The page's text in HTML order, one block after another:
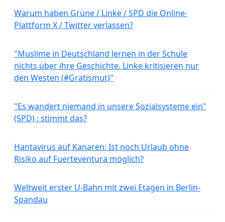
Warum haben Grüne / Linke / SPD die Online-
Plattform X / Twitter verlassen?
"Muslime in Deutschland lernen in der Schule
nichts über ihre Geschichte. Linke kritisieren nur
den Westen (#Gratismut)"
"Es wandert niemand in unsere Sozialsysteme ein"
(SPD) : stimmt das?
Hantavirus auf Kanaren: Ist noch Urlaub ohne
Risiko auf Fuerteventura möglich?
Weltweit erster U-Bahn mit zwei Etagen in Berlin-
Spandau